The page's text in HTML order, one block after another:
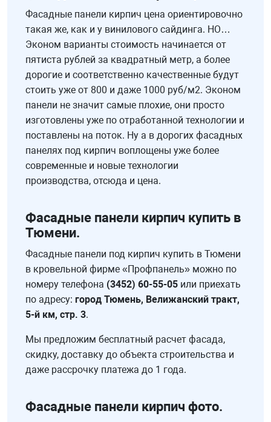
Фасадные панели кирпич цена ориентировочно
такая же, как и у винилового сайдинга. НО…
Эконом варианты стоимость начинается от
пятиста рублей за квадратный метр, а более
дорогие и соответственно качественные будут
стоить уже от 800 и даже 1000 руб/м2. Эконом
панели не значит самые плохие, они просто
изготовлены уже по отработанной технологии и
поставлены на поток. Ну а в дорогих фасадных
панелях под кирпич воплощены уже более
современные и новые технологии
производства, отсюда и цена.
Фасадные панели кирпич купить в
Тюмени.
Фасадные панели под кирпич купить в Тюмени
в кровельной фирме «Профпанель» можно по
номеру телефона (3452) 60-55-05 или приехать
по адресу: город Тюмень, Велижанский тракт,
5-й км, стр. 3.
Мы предложим бесплатный расчет фасада,
скидку, доставку до объекта строительства и
даже рассрочку платежа до 1 года.
Фасадные панели кирпич фото.